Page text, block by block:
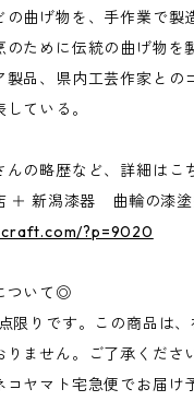
の曲げ物を、手作業で製
のために伝統の曲げ物を
製品、県内工芸作家との
ている。
の略歴など、詳細はこ
＋ 新潟漆器 曲輪の漆塗
?p=9020
ついて◎
限りです。この商品は
ません。ご了承くださ
コヤマト宅急便でお届け